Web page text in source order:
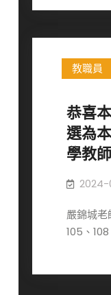
教職員
恭喜
選為
學教師
2024-
嚴錦城老
105、108